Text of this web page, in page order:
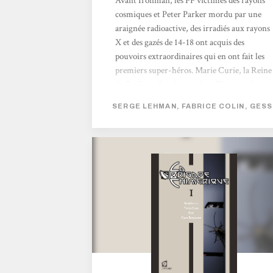
cosmiques et Peter Parker mordu par une
araignée radioactive, des irradiés aux rayons
X et des gazés de 14-18 ont acquis des
pouvoirs extraordinaires qui en ont fait les
premiers super-héros. Marie Curie, la Reine
Nyctalope se déclare seul protecteur de
Paris, sa fille Irène et son mari Frédéric
Joliot reprennent le flambeau tout en
s'alliant aux surhommes en armure de Nous
Autres, le groupe moscovite dirigé par le
Grand Frère. Ils s'opposent aux projets du
sinistre Docteur M, redoutable...
SERGE LEHMAN, FABRICE COLIN, GESS